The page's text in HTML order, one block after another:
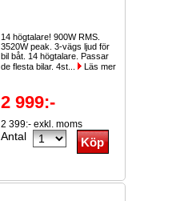
14 högtalare! 900W RMS.
3520W peak. 3-vägs ljud för
bil båt. 14 högtalare. Passar
de flesta bilar. 4st...
Läs mer
2 999:-
2 399:- exkl. moms
Antal